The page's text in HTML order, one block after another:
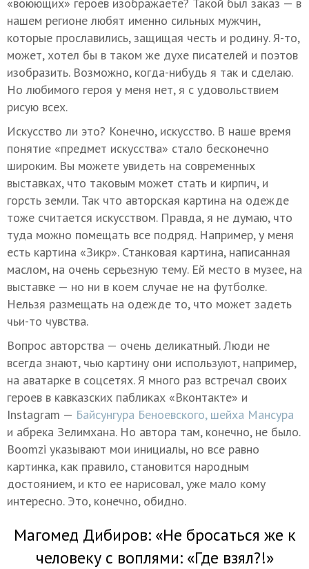
нашем регионе любят именно сильных мужчин,
которые прославились, защищая честь и родину. Я-то,
может, хотел бы в таком же духе писателей и поэтов
изобразить. Возможно, когда-нибудь я так и сделаю.
Но любимого героя у меня нет, я с удовольствием
рисую всех.
Искусство ли это? Конечно, искусство. В наше время
понятие «предмет искусства» стало бесконечно
широким. Вы можете увидеть на современных
выставках, что таковым может стать и кирпич, и
горсть земли. Так что авторская картина на одежде
тоже считается искусством. Правда, я не думаю, что
туда можно помещать все подряд. Например, у меня
есть картина «Зикр». Станковая картина, написанная
маслом, на очень серьезную тему. Ей место в музее, на
выставке — но ни в коем случае не на футболке.
Нельзя размещать на одежде то, что может задеть
чьи-то чувства.
Вопрос авторства — очень деликатный. Люди не
всегда знают, чью картину они используют, например,
на аватарке в соцсетях. Я много раз встречал своих
героев в кавказских пабликах «Вконтакте» и
Instagram — Байсунгура Беноевского, шейха Мансура
и абрека Зелимхана. Но автора там, конечно, не было.
Boomzi указывают мои инициалы, но все равно
картинка, как правило, становится народным
достоянием, и кто ее нарисовал, уже мало кому
интересно. Это, конечно, обидно.
Магомед Дибиров: «Не бросаться же к
человеку с воплями: «Где взял?!»